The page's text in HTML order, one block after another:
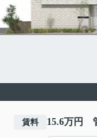
賃料 15.6万円